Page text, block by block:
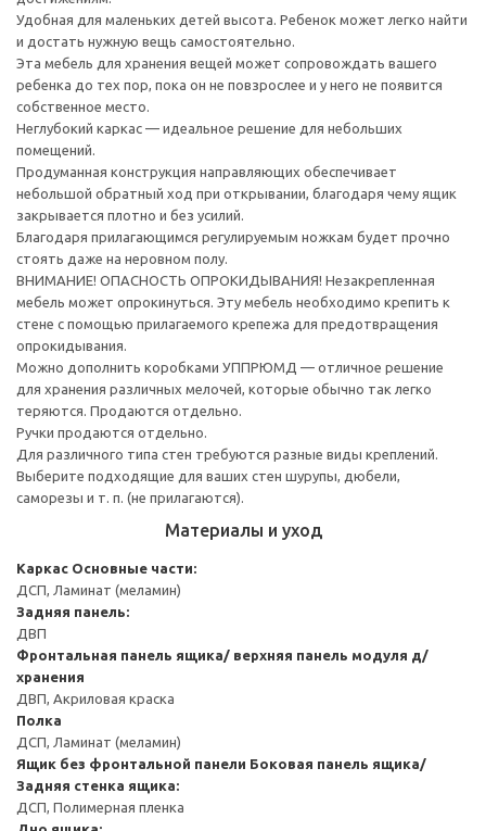
Удобная для маленьких детей высота. Ребенок может легко найти
и достать нужную вещь самостоятельно.
Эта мебель для хранения вещей может сопровождать вашего
ребенка до тех пор, пока он не повзрослее и у него не появится
собственное место.
Неглубокий каркас — идеальное решение для небольших
помещений.
Продуманная конструкция направляющих обеспечивает
небольшой обратный ход при открывании, благодаря чему ящик
закрывается плотно и без усилий.
Благодаря прилагающимся регулируемым ножкам будет прочно
стоять даже на неровном полу.
ВНИМАНИЕ! ОПАСНОСТЬ ОПРОКИДЫВАНИЯ! Незакрепленная
мебель может опрокинуться. Эту мебель необходимо крепить к
стене с помощью прилагаемого крепежа для предотвращения
опрокидывания.
Можно дополнить коробками УППРЮМД — отличное решение
для хранения различных мелочей, которые обычно так легко
теряются. Продаются отдельно.
Ручки продаются отдельно.
Для различного типа стен требуются разные виды креплений.
Выберите подходящие для ваших стен шурупы, дюбели,
саморезы и т. п. (не прилагаются).
Материалы и уход
Каркас Основные части:
ДСП, Ламинат (меламин)
Задняя панель:
ДВП
Фронтальная панель ящика/ верхняя панель модуля д/
хранения
ДВП, Акриловая краска
Полка
ДСП, Ламинат (меламин)
Ящик без фронтальной панели Боковая панель ящика/
Задняя стенка ящика:
ДСП, Полимерная пленка